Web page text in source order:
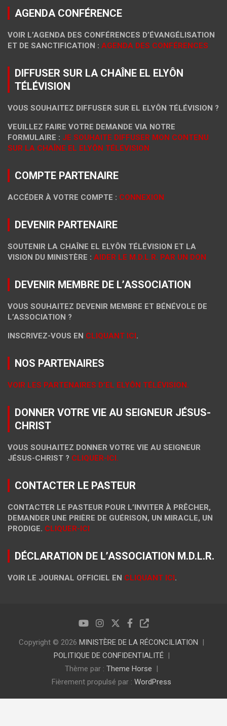
AGENDA CONFÉRENCE
VOIR L’AGENDA DES CONFÉRENCES D’ÉVANGÉLISATION
ET DE SANCTIFICATION : AGENDA DES CONFÉRENCES
DIFFUSER SUR LA CHAÎNE EL ELYÔN
TÉLÉVISION
VOUS SOUHAITEZ DIFFUSER SUR EL ELYÔN TÉLÉVISION ?
VEUILLEZ FAIRE VOTRE DEMANDE VIA NOTRE
FORMULAIRE : JE SOUHAITE DIFFUSER MON CONTENU
SUR LA CHAÎNE EL ELYÔN TÉLÉVISION
COMPTE PARTENAIRE
ACCÉDER À VOTRE COMPTE : CONNEXION
DEVENIR PARTENAIRE
SOUTENIR LA CHAÎNE EL ELYÔN TÉLÉVISION ET LA
VISION DU MINISTÈRE : AIDER LE M.D.L.R. PAR UN DON
DEVENIR MEMBRE DE L’ASSOCIATION
VOUS SOUHAITEZ DEVENIR MEMBRE ET BÉNÉVOLE DE
L’ASSOCIATION ?
INSCRIVEZ-VOUS EN CLIQUANT ICI.
NOS PARTENAIRES
VOIR LES PARTENAIRES D’EL ELYÔN TÉLÉVISION.
DONNER VOTRE VIE AU SEIGNEUR JÉSUS-
CHRIST
VOUS SOUHAITEZ DONNER VOTRE VIE AU SEIGNEUR
JÉSUS-CHRIST ? CLIQUER-ICI.
CONTACTER LE PASTEUR
CONTACTER LE PASTEUR POUR L’INVITER À PRÊCHER,
DEMANDER UNE PRIÈRE DE GUÉRISON, UN MIRACLE, UN
PRODIGE. CLIQUER-ICI
DÉCLARATION DE L’ASSOCIATION M.D.L.R.
VOIR LE JOURNAL OFFICIEL EN CLIQUANT ICI.
Copyright © 2026 MINISTÈRE DE LA RÉCONCILIATION
POLITIQUE DE CONFIDENTIALITÉ
Thème par : Theme Horse
Fièrement propulsé par : WordPress